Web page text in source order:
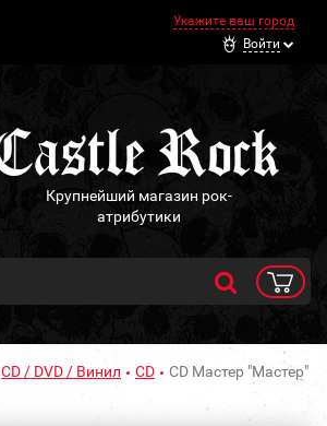
Укажите ваш город
Войти
Крупнейший магазин рок-
атрибутики
CD / DVD / Винил CD CD Мастер "Мастер"